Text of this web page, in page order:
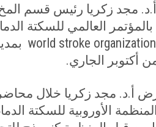
مجد زكريا رئيس قسم
العالمي للسكتة
world stroke organization
.
أ.د. مجد زكريا خلال
الأوروبية للسكتة